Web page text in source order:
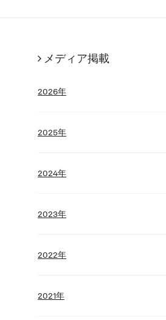
メディア掲載
2026年
2025年
2024年
2023年
2022年
2021年